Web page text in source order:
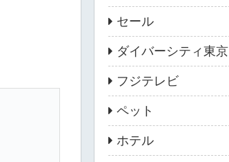
セール
ダイバーシティ東京
フジテレビ
ペット
ホテル